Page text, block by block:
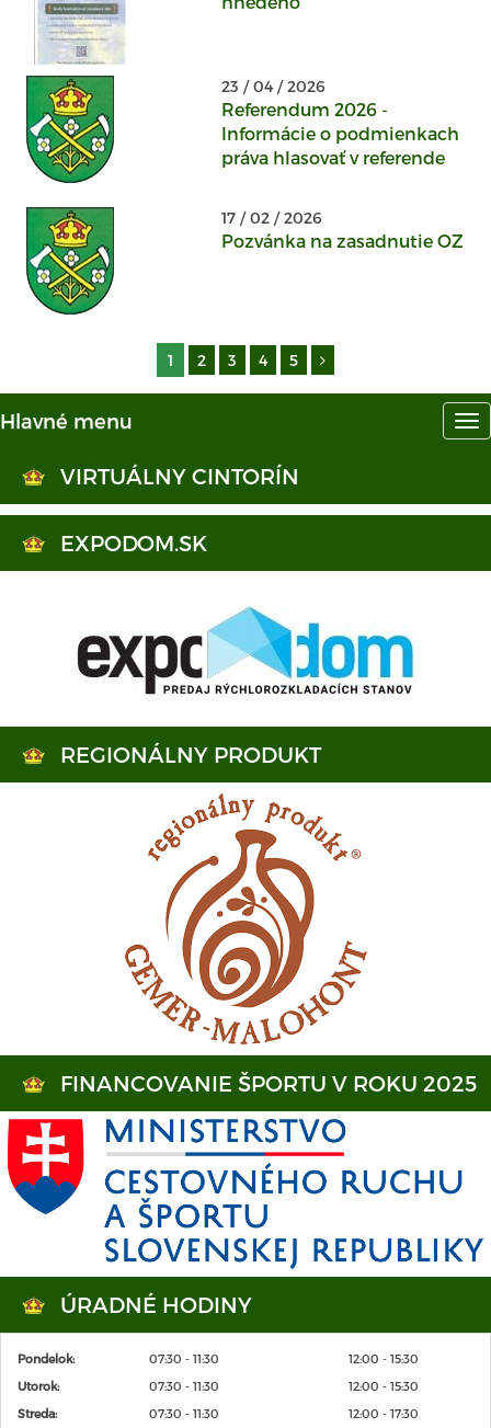
23 / 04 / 2026
Referendum 2026 -
Informácie o podmienkach
práva hlasovať v referende
17 / 02 / 2026
Pozvánka na zasadnutie OZ
1 2 3 4 5
Hlavné menu
VIRTUÁLNY CINTORÍN
EXPODOM.SK
REGIONÁLNY PRODUKT
FINANCOVANIE ŠPORTU V ROKU 2025
ÚRADNÉ HODINY
Pondelok: 07:30 - 11:30
12:00 - 15:30
Utorok:
07:30 - 11:30
12:00 - 15:30
Streda:
07:30 - 11:30
12:00 - 17:30